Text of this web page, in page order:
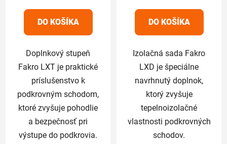
5
hviezdičiek.
DO KOŠÍKA
Doplnkový stupeň
Fakro LXT je praktické
príslušenstvo k
podkrovným schodom,
ktoré zvyšuje pohodlie
a bezpečnosť pri
výstupe do podkrovia.
5
hviezdičiek.
DO KOŠÍKA
Izolačná sada Fakro
LXD je špeciálne
navrhnutý doplnok,
ktorý zvyšuje
tepelnoizolačné
vlastnosti podkrovných
schodov.